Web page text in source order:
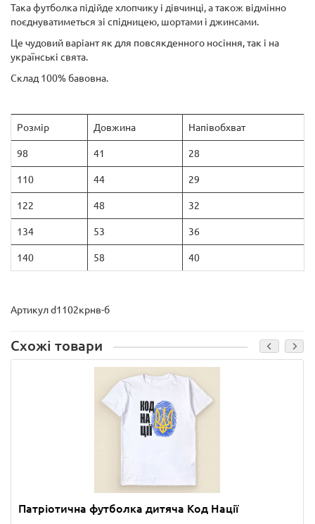
Така футболка підійде хлопчику і дівчинці, а також відмінно
поєднуватиметься зі спідницею, шортами і джинсами.
Це чудовий варіант як для повсякденного носіння, так і на
українські свята.
Склад 100% бавовна.
Розмір Довжина Напівобхват
98 41 28
110 44 29
122 48 32
134 53 36
140 58 40
Артикул d1102крнв-б
Схожі товари
Патріотична футболка дитяча Код Нації